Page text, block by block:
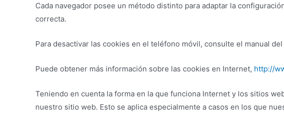
Cada navegador posee un método distinto para adaptar la
correcta.
Para desactivar las cookies en el teléfono móvil, consulte el manual
Puede obtener más información sobre las cookies en Internet, http://
Teniendo en cuenta la forma en la que funciona Internet y los sitios
nuestro sitio web. Esto se aplica especialmente a casos en los que